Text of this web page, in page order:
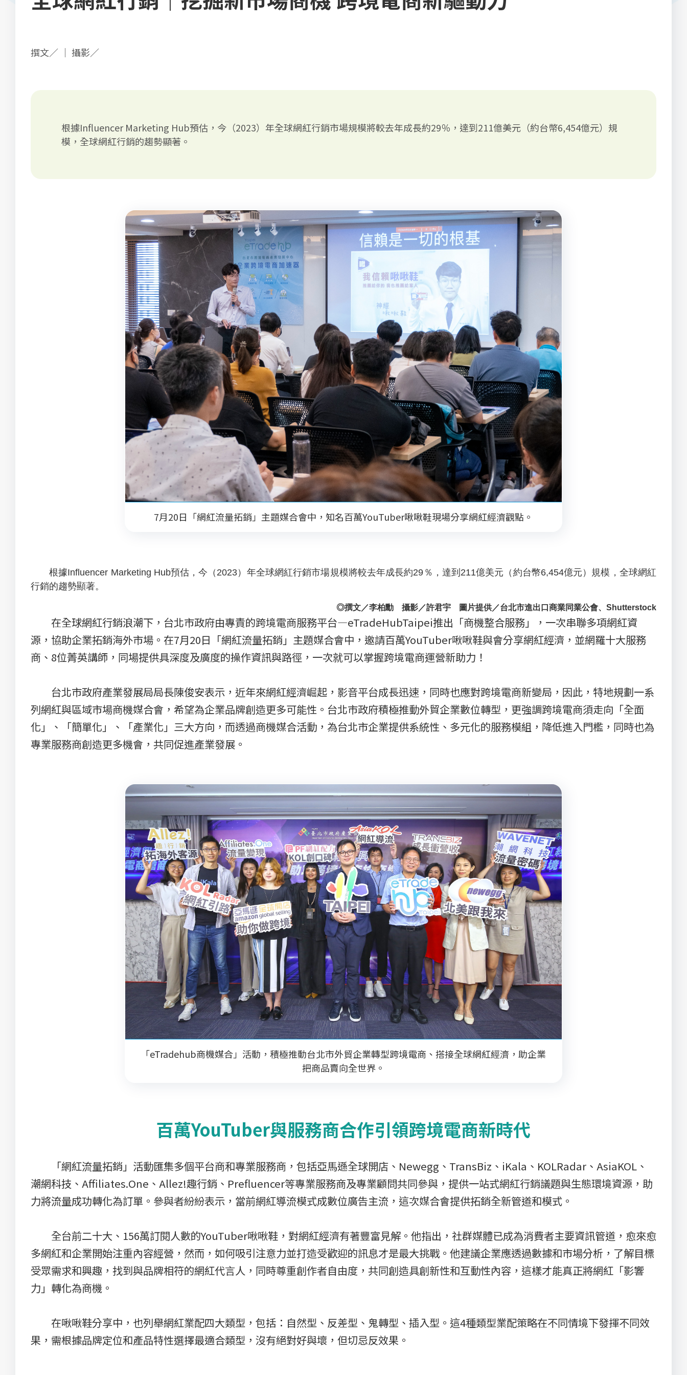
撰文／ ｜ 攝影／
根據Influencer Marketing Hub預估，今（2023）年全球網紅行銷市場規模將較去年成長約29％，達到211億美元（約台幣6,454億元）規
模，全球網紅行銷的趨勢顯著。
7月20日「網紅流量拓銷」主題媒合會中，知名百萬YouTuber啾啾鞋現場分享網紅經濟觀點。
根據Influencer Marketing Hub預估，今（2023）年全球網紅行銷市場規模將較去年成長約29％，達到211億美元（約台幣6,454億元）規模，全球網紅
行銷的趨勢顯著。
◎撰文／李柏勳 攝影／許君宇 圖片提供／台北市進出口商業同業公會、Shutterstock
在全球網紅行銷浪潮下，台北市政府由專責的跨境電商服務平台—eTradeHubTaipei推出「商機整合服務」，一次串聯多項網紅資
源，協助企業拓銷海外市場。在7月20日「網紅流量拓銷」主題媒合會中，邀請百萬YouTuber啾啾鞋與會分享網紅經濟，並網羅十大服務
商、8位菁英講師，同場提供具深度及廣度的操作資訊與路徑，一次就可以掌握跨境電商運營新助力！
台北市政府產業發展局局長陳俊安表示，近年來網紅經濟崛起，影音平台成長迅速，同時也應對跨境電商新變局，因此，特地規劃一系
列網紅與區域市場商機媒合會，希望為企業品牌創造更多可能性。台北市政府積極推動外貿企業數位轉型，更強調跨境電商須走向「全面
化」、「簡單化」、「產業化」三大方向，而透過商機媒合活動，為台北市企業提供系統性、多元化的服務模組，降低進入門檻，同時也為
專業服務商創造更多機會，共同促進產業發展。
「eTradehub商機媒合」活動，積極推動台北市外貿企業轉型跨境電商、搭接全球網紅經濟，助企業
把商品賣向全世界。
百萬YouTuber與服務商合作引領跨境電商新時代
「網紅流量拓銷」活動匯集多個平台商和專業服務商，包括亞馬遜全球開店、Newegg、TransBiz、iKala、KOLRadar、AsiaKOL、
潮網科技、Affiliates.One、Allez!趣行銷、Prefluencer等專業服務商及專業顧問共同參與，提供一站式網紅行銷議題與生態環境資源，助
力將流量成功轉化為訂單。參與者紛紛表示，當前網紅導流模式成數位廣告主流，這次媒合會提供拓銷全新管道和模式。
全台前二十大、156萬訂閱人數的YouTuber啾啾鞋，對網紅經濟有著豐富見解。他指出，社群媒體已成為消費者主要資訊管道，愈來愈
多網紅和企業開始注重內容經營，然而，如何吸引注意力並打造受歡迎的訊息才是最大挑戰。他建議企業應透過數據和市場分析，了解目標
受眾需求和興趣，找到與品牌相符的網紅代言人，同時尊重創作者自由度，共同創造具創新性和互動性內容，這樣才能真正將網紅「影響
力」轉化為商機。
在啾啾鞋分享中，也列舉網紅業配四大類型，包括：自然型、反差型、鬼轉型、插入型。這4種類型業配策略在不同情境下發揮不同效
果，需根據品牌定位和產品特性選擇最適合類型，沒有絕對好與壞，但切忌反效果。